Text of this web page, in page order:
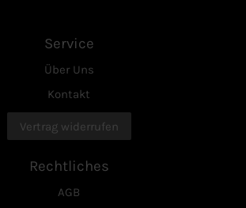
Service
Über Uns
Kontakt
Vertrag widerrufen
Rechtliches
AGB